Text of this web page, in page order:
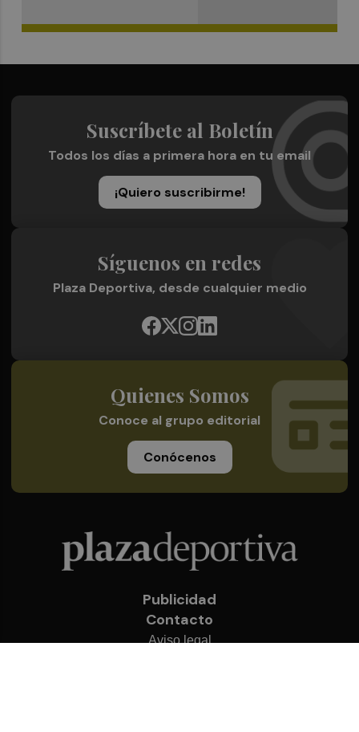
Suscríbete al Boletín
Todos los días a primera hora en tu email
¡Quiero suscribirme!
Síguenos en redes
Plaza Deportiva, desde cualquier medio
Quienes Somos
Conoce al grupo editorial
Conócenos
Publicidad
Contacto
Aviso legal